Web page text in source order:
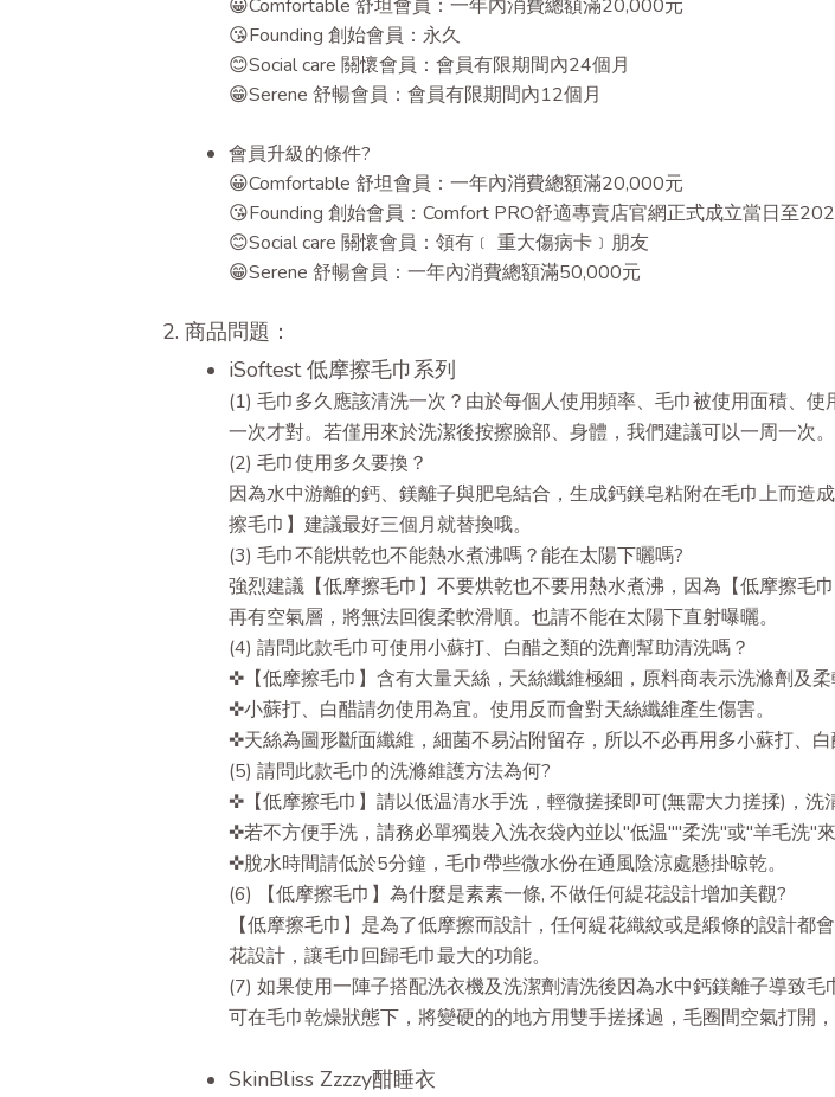
😀Comfortable 舒坦會員：一年內消費總額滿20,000元
😘Founding 創始會員：永久
😊Social care 關懷會員：會員有限期間內24個月
😁Serene 舒暢會員：會員有限期間內12個月
會員升級的條件?
😀Comfortable 舒坦會員：一年內消費總額滿20,000元
😘Founding 創始會員：Comfort PRO舒適專賣店官網正式成立當日至
😊Social care 關懷會員：領有﹝ 重大傷病卡﹞朋友
😁Serene 舒暢會員：一年內消費總額滿50,000元
2. 商品問題：
iSoftest 低摩擦毛巾系列
(1) 毛巾多久應該清洗一次？由於每個人使用頻率、毛巾被使用面積、
一次才對。若僅用來於洗潔後按擦臉部、身體，我們建議可以一周一次
(2) 毛巾使用多久要換？
因為水中游離的鈣、鎂離子與肥皂結合，生成鈣鎂皂粘附在毛巾上而
擦毛巾】建議最好三個月就替換哦。
(3) 毛巾不能烘乾也不能熱水煮沸嗎？能在太陽下曬嗎?
強烈建議【低摩擦毛巾】不要烘乾也不要用熱水煮沸，因為【低摩擦毛
再有空氣層，將無法回復柔軟滑順。也請不能在太陽下直射曝曬。
(4) 請問此款毛巾可使用小蘇打、白醋之類的洗劑幫助清洗嗎？
✜【低摩擦毛巾】含有大量天絲，天絲纖維極細，原料商表示洗滌劑及柔
✜小蘇打、白醋請勿使用為宜。使用反而會對天絲纖維產生傷害。
✜天絲為圖形斷面纖維，細菌不易沾附留存 ， 所以不必再用多小蘇打、
(5) 請問此款毛巾的洗滌維護方法為何?
✜【低摩擦毛巾】請以低温清水手洗，輕微搓揉即可(無需大力搓揉)，洗
✜若不方便手洗，請務必單獨裝入洗衣袋內並以"低温""柔洗"或"羊毛洗"來
✜脫水時間請低於5分鐘，毛巾帶些微水份在通風陰涼處懸掛晾乾。
(6) 【低摩擦毛巾】為什麼是素素一條, 不做任何緹花設計增加美觀?
【低摩擦毛巾】是為了低摩擦而設計，任何緹花織紋或是緞條的設計
花設計，讓毛巾回歸毛巾最大的功能。
(7) 如果使用一陣子搭配洗衣機及洗潔劑清洗後因為水中鈣鎂離子導致毛
可在毛巾乾燥狀態下，將變硬的的地方用雙手搓揉過，毛圈間空氣打開
SkinBliss Zzzzy酣睡衣